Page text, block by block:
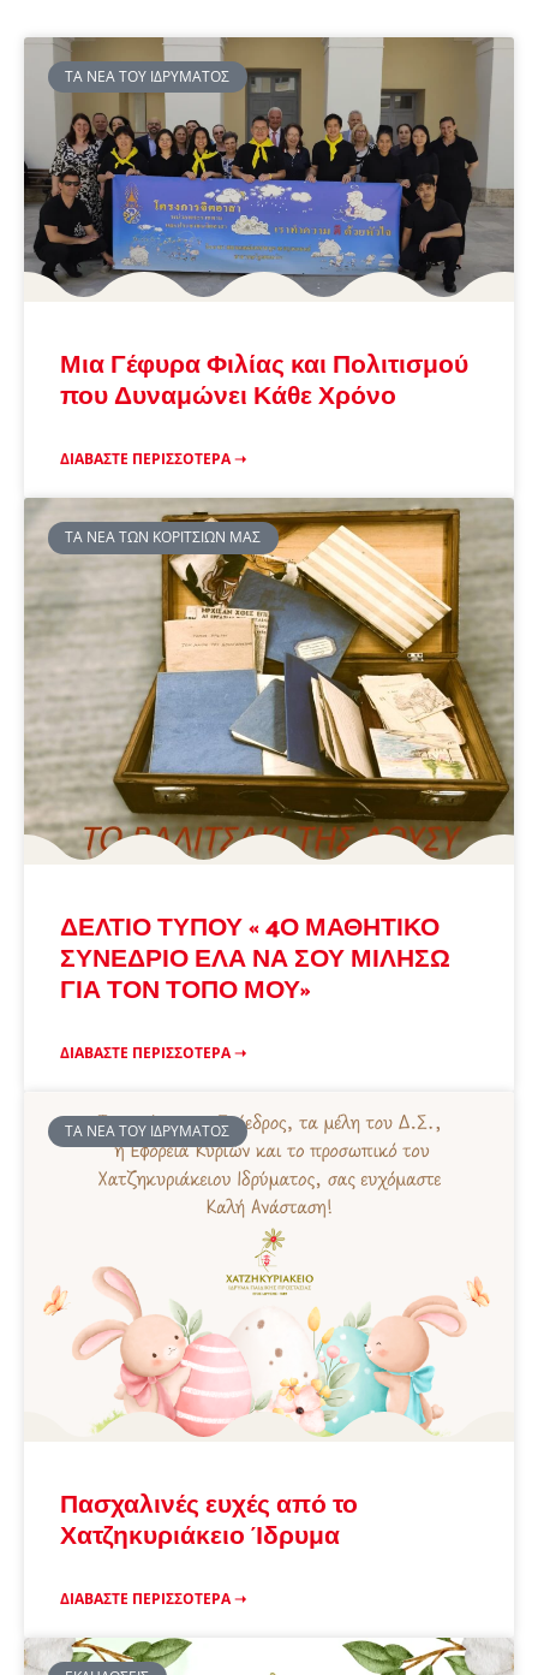
ΤΑ ΝΈΑ ΤΟΥ ΙΔΡΎΜΑΤΟΣ
Μια Γέφυρα Φιλίας και Πολιτισμού
που Δυναμώνει Κάθε Χρόνο
ΔΙΑΒΆΣΤΕ ΠΕΡΙΣΣΌΤΕΡΑ ➝
ΤΑ ΝΈΑ ΤΩΝ ΚΟΡΙΤΣΙΏΝ ΜΑΣ
ΔΕΛΤΙΟ ΤΥΠΟΥ « 4Ο ΜΑΘΗΤΙΚΟ
ΣΥΝΕΔΡΙΟ ΕΛΑ ΝΑ ΣΟΥ ΜΙΛΗΣΩ
ΓΙΑ ΤΟΝ ΤΟΠΟ ΜΟΥ»
ΔΙΑΒΆΣΤΕ ΠΕΡΙΣΣΌΤΕΡΑ ➝
ΤΑ ΝΈΑ ΤΟΥ ΙΔΡΎΜΑΤΟΣ
Πασχαλινές ευχές από το
Χατζηκυριάκειο Ίδρυμα
ΔΙΑΒΆΣΤΕ ΠΕΡΙΣΣΌΤΕΡΑ ➝